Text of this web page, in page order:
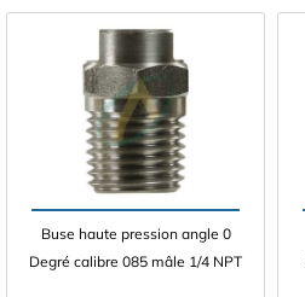
Buse haute pression angle 0
Degré calibre 085 mâle 1/4 NPT